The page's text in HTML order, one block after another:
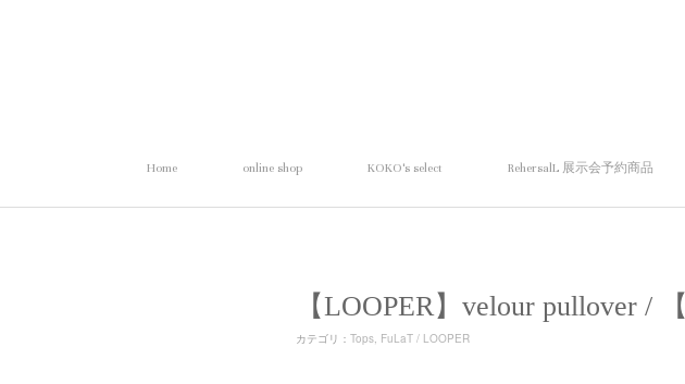
Home online shop KOKO's select RehersalL 展示会予約商品
【LOOPER】velour pullover
カテゴリ ： Tops FuLaT / LOOPER